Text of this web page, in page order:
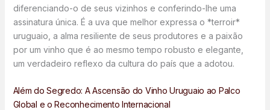
diferenciando-o de seus vizinhos e conferindo-lhe uma
assinatura única. É a uva que melhor expressa o *terroir*
uruguaio, a alma resiliente de seus produtores e a paixão
por um vinho que é ao mesmo tempo robusto e elegante,
um verdadeiro reflexo da cultura do país que a adotou.
Além do Segredo: A Ascensão do Vinho Uruguaio ao Palco
Global e o Reconhecimento Internacional